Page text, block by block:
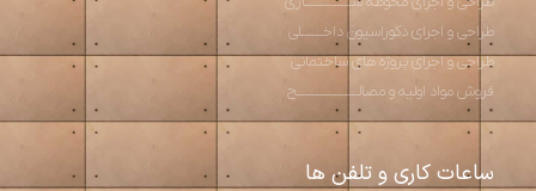
طراحی و اجرای دکوراسیون داخــــــلی
طراحی و اجرای پروژه های ساختمانی
فروش مواد اولیه و مصالـــــــــــــــــح
ساعات کاری و تلفن ها